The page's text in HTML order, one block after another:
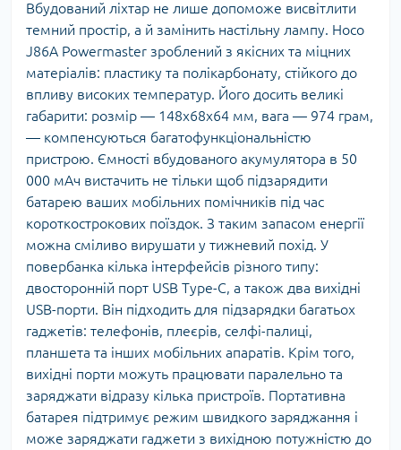
Вбудований ліхтар не лише допоможе висвітлити
темний простір, а й замінить настільну лампу. Hoco
J86A Powermaster зроблений з якісних та міцних
матеріалів: пластику та полікарбонату, стійкого до
впливу високих температур. Його досить великі
габарити: розмір — 148x68x64 мм, вага — 974 грам,
— компенсуються багатофункціональністю
пристрою. Ємності вбудованого акумулятора в 50
000 мАч вистачить не тільки щоб підзарядити
батарею ваших мобільних помічників під час
короткострокових поїздок. З таким запасом енергії
можна сміливо вирушати у тижневий похід. У
повербанка кілька інтерфейсів різного типу:
двосторонній порт USB Type-C, а також два вихідні
USB-порти. Він підходить для підзарядки багатьох
гаджетів: телефонів, плеєрів, селфі-палиці,
планшета та інших мобільних апаратів. Крім того,
вихідні порти можуть працювати паралельно та
заряджати відразу кілька пристроїв. Портативна
батарея підтримує режим швидкого заряджання і
може заряджати гаджети з вихідною потужністю до